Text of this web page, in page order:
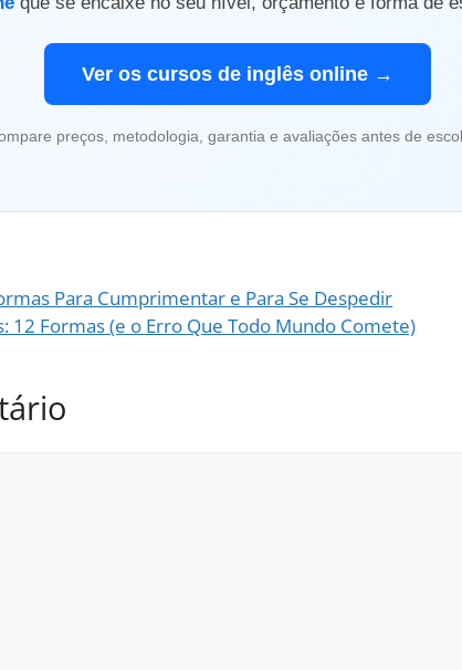
Ver os cursos de inglês online →
preços, metodologia, garantia e avaliações antes de
Para Cumprimentar e Para Se Despedir
12 Formas (e o Erro Que Todo Mundo Comete)